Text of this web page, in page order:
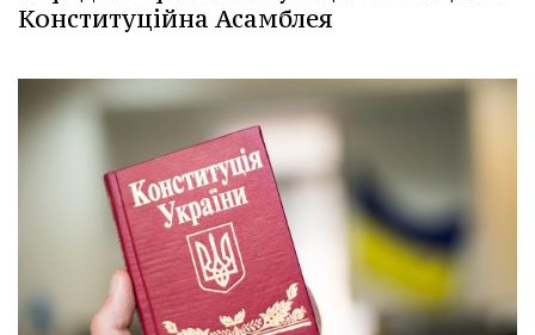
Конституційна Асамблея